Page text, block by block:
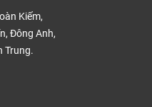
Kiếm,
Đông Anh,
Trung.